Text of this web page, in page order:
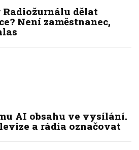
Radiožurnálu dělat
Není zaměstnanec,
AI obsahu ve vysílání.
a rádia označovat